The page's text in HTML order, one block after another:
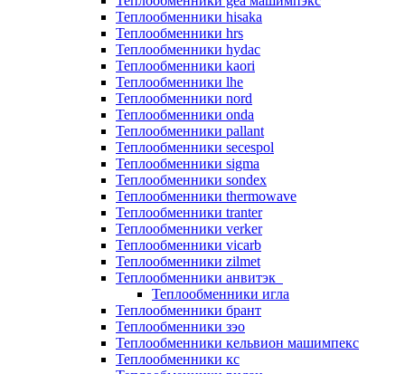
Теплообменники hisaka
Теплообменники hrs
Теплообменники hydac
Теплообменники kaori
Теплообменники lhe
Теплообменники nord
Теплообменники onda
Теплообменники pallant
Теплообменники secespol
Теплообменники sigma
Теплообменники sondex
Теплообменники thermowave
Теплообменники tranter
Теплообменники verker
Теплообменники vicarb
Теплообменники zilmet
Теплообменники анвитэк
Теплообменники игла
Теплообменники брант
Теплообменники зэо
Теплообменники кельвион машимпекс
Теплообменники кс